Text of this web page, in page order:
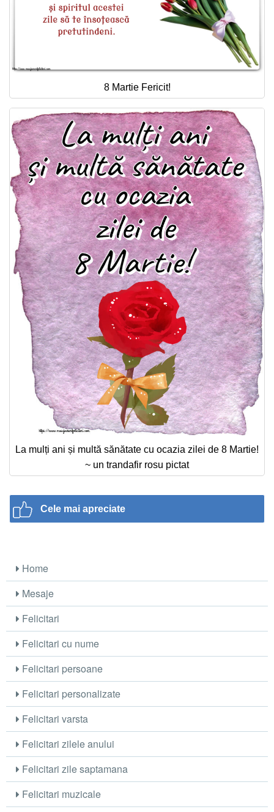
8 Martie Fericit!
La mulți ani și multă sănătate cu ocazia zilei de 8 Martie!
~ un trandafir rosu pictat
Cele mai apreciate
Home
Mesaje
Felicitari
Felicitari cu nume
Felicitari persoane
Felicitari personalizate
Felicitari varsta
Felicitari zilele anului
Felicitari zile saptamana
Felicitari muzicale